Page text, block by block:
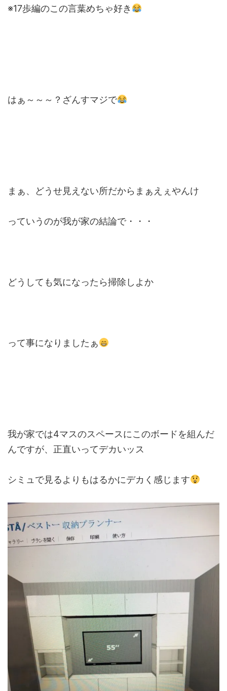
※17歩編のこの言葉めちゃ好き
はぁ～～～？ざんすマジで
まぁ、どうせ見えない所だからまぁえぇやんけ
っていうのが我が家の結論で・・・
どうしても気になったら掃除しよか
って事になりましたぁ
我が家では4マスのスペースにこのボードを組んだ
んですが、正直いってデカいッス
シミュで見るよりもはるかにデカく感じます